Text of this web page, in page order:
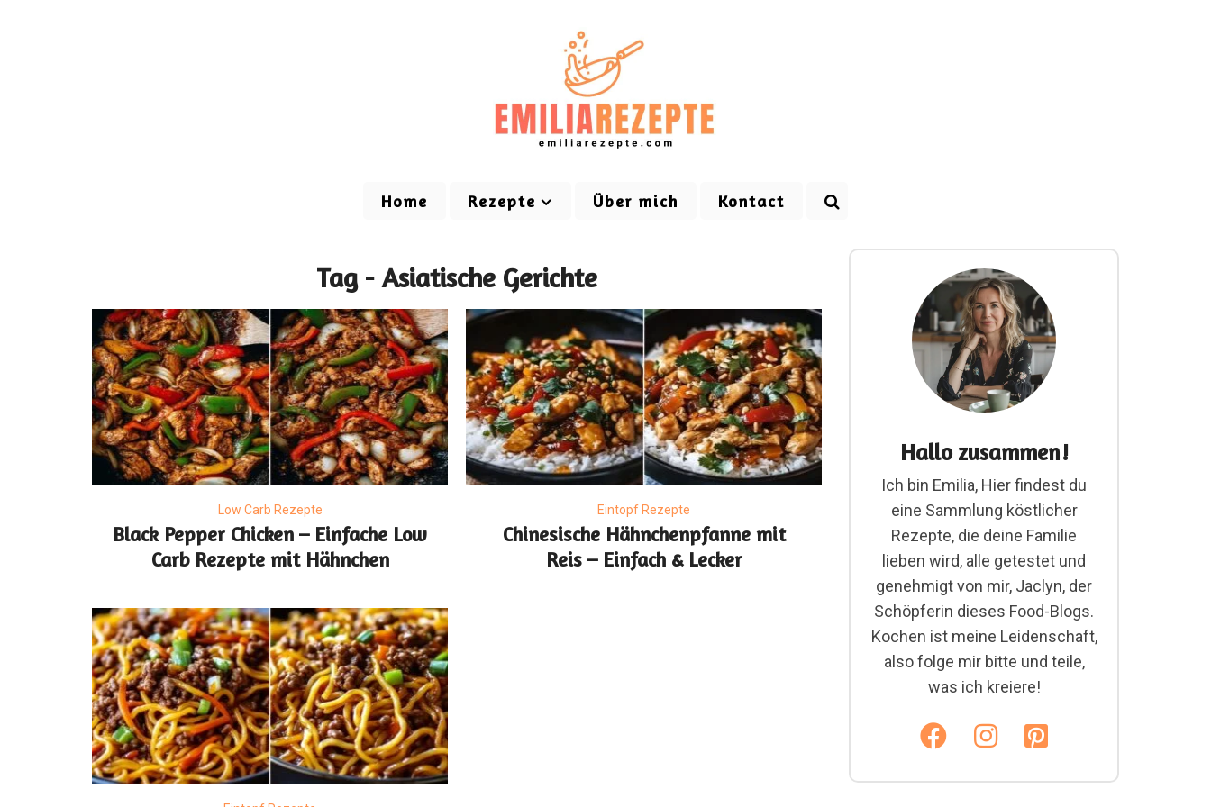
Home Rezepte Über mich Kontact
Tag - Asiatische Gerichte
Low Carb Rezepte
Black Pepper Chicken – Einfache Low
Carb Rezepte mit Hähnchen
Eintopf Rezepte
Chinesische Hähnchenpfanne mit
Reis – Einfach & Lecker
Hallo zusammen!
Ich bin Emilia, Hier findest du
eine Sammlung köstlicher
Rezepte, die deine Familie
lieben wird, alle getestet und
genehmigt von mir, Jaclyn, der
Schöpferin dieses Food-Blogs.
Kochen ist meine Leidenschaft,
also folge mir bitte und teile,
was ich kreiere!